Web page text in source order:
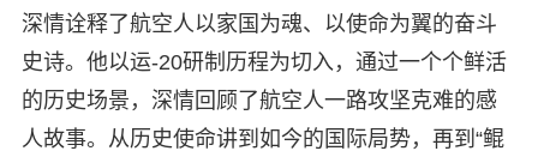
深情诠释了航空人以家国为魂、以使命为翼的奋斗
史诗。他以运-20研制历程为切入，通过一个个鲜活
的历史场景，深情回顾了航空人一路攻坚克难的感
人故事。从历史使命讲到如今的国际局势，再到“鲲